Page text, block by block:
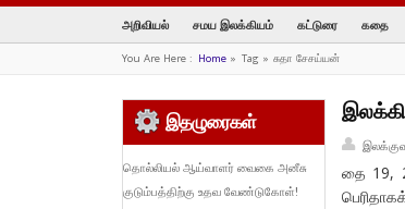
அறிவியல் சமய இலக்கியம் கட்டுரை கதை
You Are Here : Home» Tag » சுதா சேசய்யன்
தை 19,
இதழுரைகள்
தொல்லியல் ஆய்வாளர் வைகை அனீசு
குடும்பத்திற்கு உதவ வேண்டுகோள்!